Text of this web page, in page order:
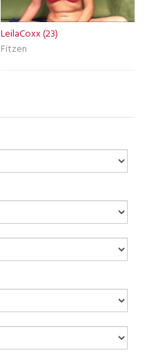
LeilaCoxx (23)
Fitzen